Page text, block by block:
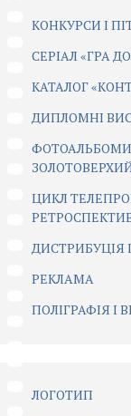
КОНКУРСИ І
CЕРІАЛ «ГРА
КАТАЛОГ
ДИПЛОМНІ
ЦИКЛ
ДИСТРИБУЦІЯ
РЕКЛАМА
ПОЛІГРАФІЯ І
ЛОГОТИП